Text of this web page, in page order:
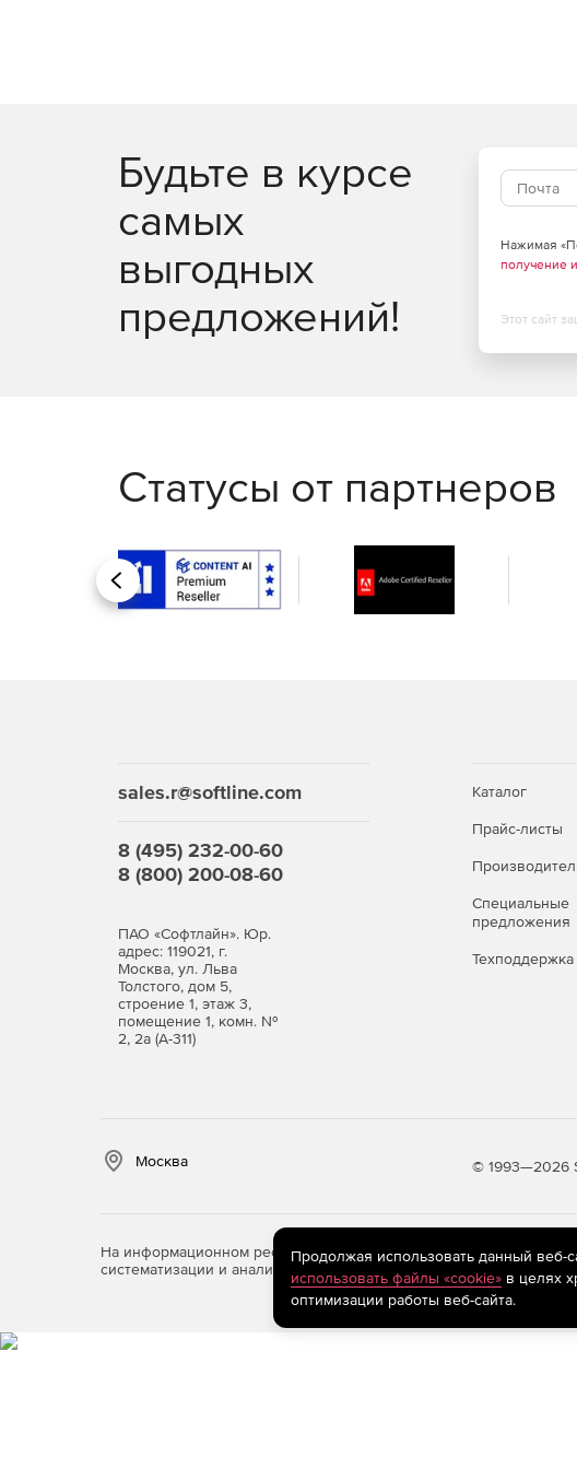
Поддержка широкого спектра платформ виртуализации
Интеллектуальная оптимизация, такая как общий кэш,
инфраструктуру.
Безопасность в публичных облаках
Полная видимость всех облачных рабочих нагрузок
Автоматизация политики безопасности и
Покупайте Kaspersky Security для виртуальных и
сложные атаки.
Будьте в курсе
самых
выгодных
предложений!
Нажимая
получение
Этот сайт
Статусы от партнеров
Назад
sales.r@softline.com
8 (495) 232-00-60
8 (800) 200-08-60
ПАО «Софтлайн». Юр.
адрес: 119021, г.
Москва, ул. Льва
Толстого, дом 5,
строение 1, этаж 3,
помещение 1, комн. №
2, 2а (А-311)
Каталог
Прайс-листы
Специальные
предложения
Техподдержка
Москва © 1993—2026
На информационном ресурсе store.softline.ru применяются
систематизации и анализа сведений, относящихся к
Продолжая использовать данный веб-
использовать файлы «cookie»в целях
оптимизации работы веб-сайта.